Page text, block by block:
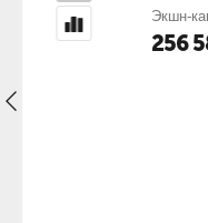
Экшн-камера GoPro
256 584 тг.